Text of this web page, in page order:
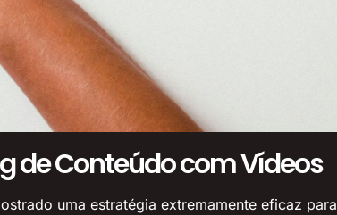
de Conteúdo com Vídeos
uma estratégia extremamente eficaz